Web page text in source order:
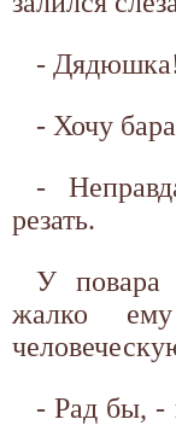
-
- Хочу
-
резать.
У повара
жалко
- Рад бы, -